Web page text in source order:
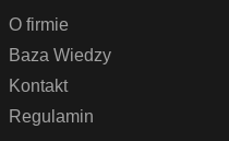
O firmie
Baza Wiedzy
Kontakt
Regulamin